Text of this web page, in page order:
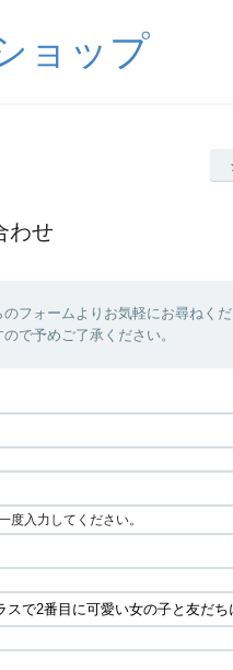
ョップ
わせ
フォームよりお気軽にお尋ねく
で予めご了承ください。
度入力してください。